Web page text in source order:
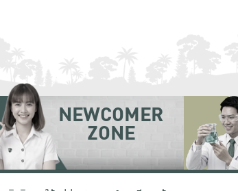
NEWCOMER
ZONE